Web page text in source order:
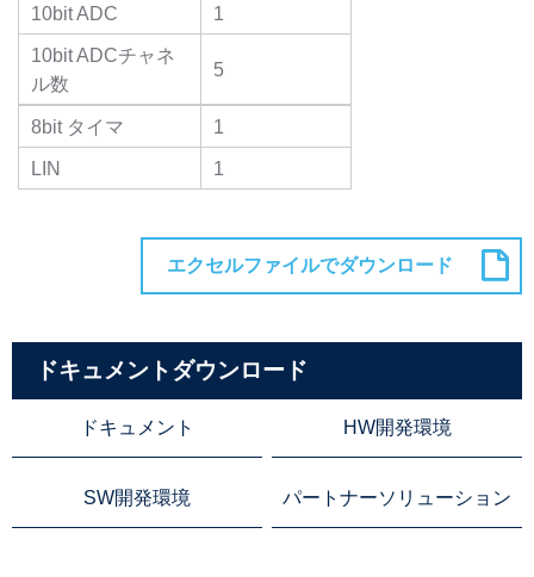
10bit ADC
1
10bit ADCチャネ
ル数
5
8bit タイマ
1
LIN
1
ドキュメントダウンロード
ドキュメント HW開発環境
SW開発環境 パートナーソリューション